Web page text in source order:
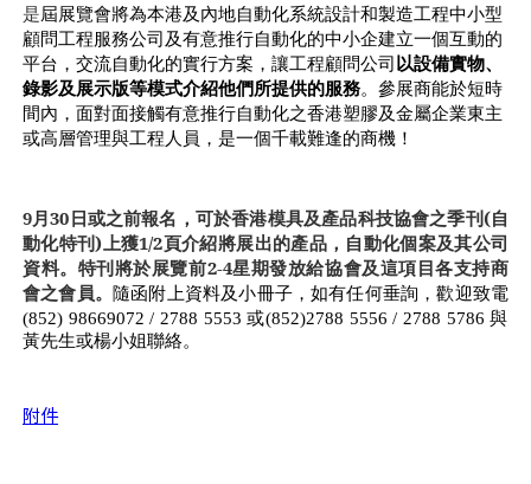
是屆展覽會將為本港及內地自動化系統設計和製造工程中小型
顧問工程服務公司及有意推行自動化的中小企建立一個互動的
平台，交流自動化的實行方案，讓工程顧問公司以設備實物、
錄影及展示版等模式介紹他們所提供的服務。參展商能於短時
間內，面對面接觸有意推行自動化之香港塑膠及金屬企業東主
或高層管理與工程人員，是一個千載難逢的商機！
9月30日或之前報名，可於香港模具及產品科技協會之季刊(自
動化特刊)上獲1/2頁介紹將展出的產品，自動化個案及其公司
資料。特刊將於展覽前2-4星期發放給協會及這項目各支持商
會之會員。
隨函附上資料及小冊子，如有任何垂詢，歡迎致電
(852) 98669072 / 2788 5553或(852)2788 5556 / 2788 5786與
黃先生或楊小姐聯絡。
附件